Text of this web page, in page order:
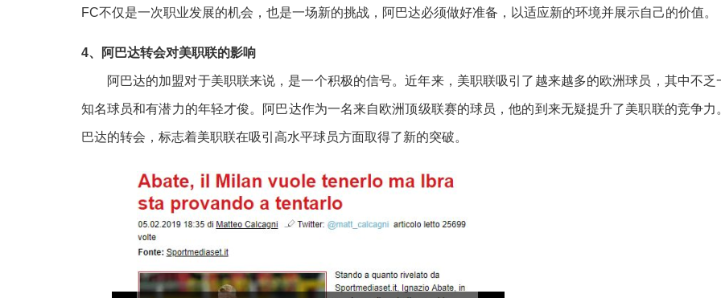
FC不仅是一次职业发展的机会，也是一场新的挑战，阿巴达必须做好准备，以适应新的环境并展示自己的价值。
4、阿巴达转会对美职联的影响
阿巴达的加盟对于美职联来说，是一个积极的信号。近年来，美职联吸引了越来越多的欧洲球员，其中不乏
知名球员和有潜力的年轻才俊。阿巴达作为一名来自欧洲顶级联赛的球员，他的到来无疑提升了美职联的竞争力
巴达的转会，标志着美职联在吸引高水平球员方面取得了新的突破。